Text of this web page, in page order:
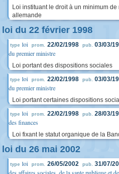
Loi instituant le droit à un minimum
allemande
loi du 22 février 1998
type loi prom. 22/02/1998 pub. 03/03/
du premier ministre
Loi portant des dispositions sociales
type loi prom. 22/02/1998 pub. 03/03/
du premier ministre
Loi portant certaines dispositions
type loi prom. 22/02/1998 pub. 28/03/
des finances
Loi fixant le statut organique de la
loi du 26 mai 2002
type loi prom. 26/05/2002 pub. 31/07/